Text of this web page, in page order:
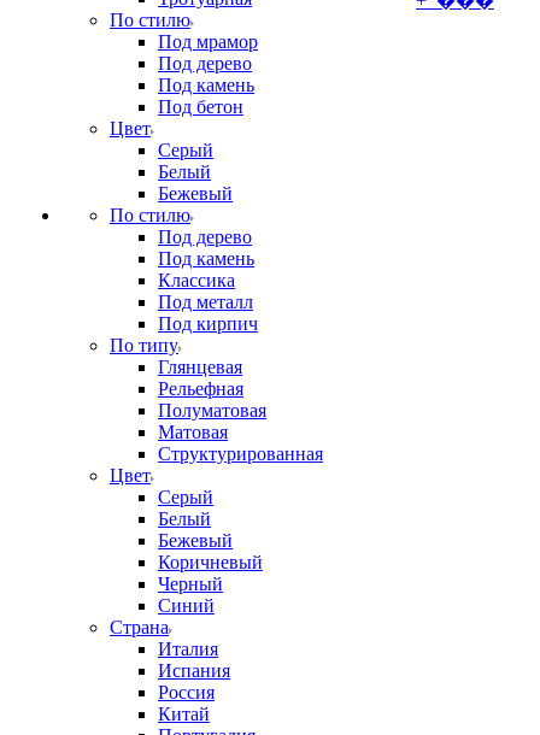
По стилю
Под мрамор
Под дерево
Под камень
Под бетон
Цвет
Серый
Белый
Бежевый
По стилю
Под дерево
Под камень
Классика
Под металл
Под кирпич
По типу
Глянцевая
Рельефная
Полуматовая
Матовая
Структурированная
Цвет
Серый
Белый
Бежевый
Коричневый
Черный
Синий
Страна
Италия
Испания
Россия
Китай